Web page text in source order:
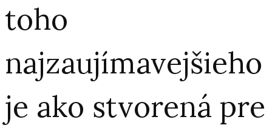
toho
najzaujímavejšieho
je ako stvorená pre